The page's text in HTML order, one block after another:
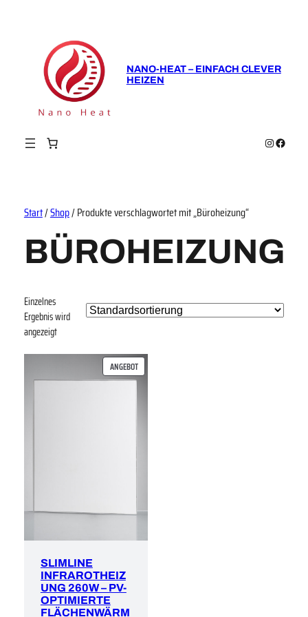
NANO-HEAT – EINFACH CLEVER
HEIZEN
Instagram
Start/Shop/ Produkte verschlagwortet mit „Büroheizung“
BÜROHEIZUNG
Einzelnes
Ergebnis wird
angezeigt
ANGEBOTPRODUKT
IM
SLIMLINE
INFRAROTHEIZ
UNG 260W – PV-
OPTIMIERTE
FLÄCHENWÄRM